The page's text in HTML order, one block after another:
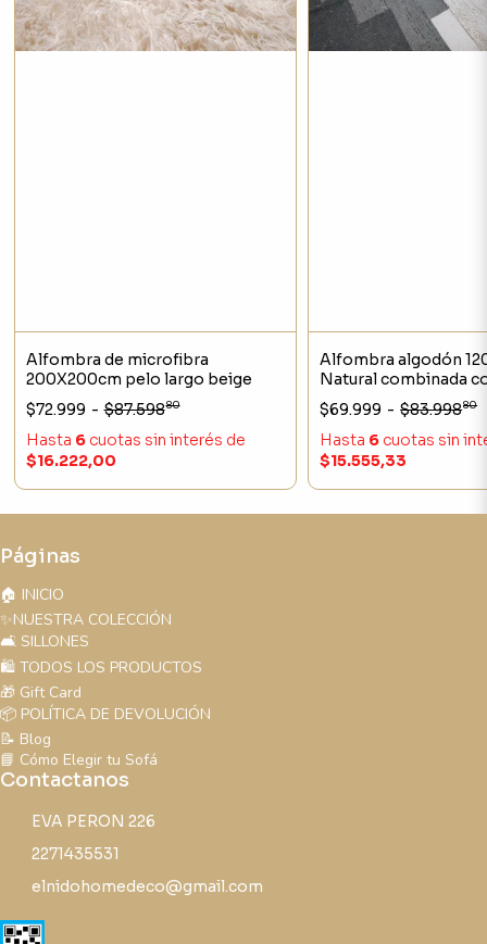
Alfombra de microfibra
200X200cm pelo largo beige
$72.999 - $87.59880
Hasta 6cuotas sin interés de
$16.222,00
Alfombra algodón
Natural combinada
$69.999 - $83.99880
Hasta 6 cuotas sin
$15.555,33
Páginas
🏠 INICIO
✨NUESTRA COLECCIÓN
🛋️ SILLONES
🛍️ TODOS LOS PRODUCTOS
🎁 Gift Card
📦 POLÍTICA DE DEVOLUCIÓN
📝 Blog
📘 Cómo Elegir tu Sofá
Contactanos
EVA PERON 226
2271435531
elnidohomedeco@gmail.com